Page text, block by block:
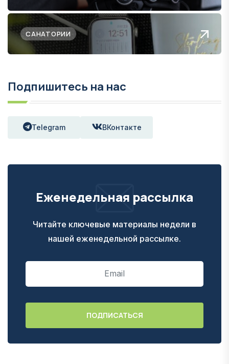
САНАТОРИИ
Подпишитесь на нас
Telegram ВКонтакте
Еженедельная рассылка
Читайте ключевые материалы недели в
нашей еженедельной рассылке.